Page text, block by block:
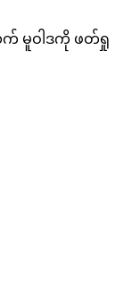
က် မူဝါဒကို ဖတ်ရှု